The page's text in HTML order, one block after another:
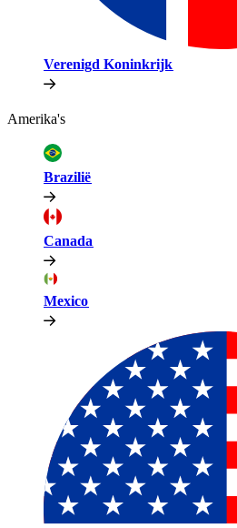
Verenigd Koninkrijk​​
Amerika's​​
Brazilië​​
Canada​​
Mexico​​